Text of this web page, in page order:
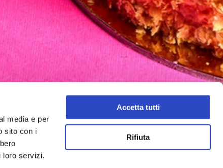
media e per
sito con i
loro servizi.
Accetta tutti
Rifiuta